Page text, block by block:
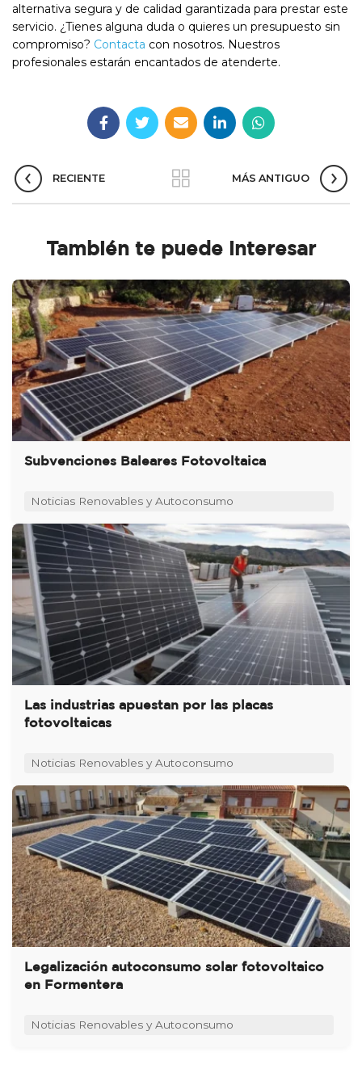
alternativa segura y de calidad garantizada para prestar este
servicio. ¿Tienes alguna duda o quieres un presupuesto sin
compromiso? Contacta con nosotros. Nuestros
profesionales estarán encantados de atenderte.
RECIENTE MÁS ANTIGUO
También te puede interesar
Subvenciones Baleares Fotovoltaica
Noticias Renovables y Autoconsumo
Las industrias apuestan por las placas
fotovoltaicas
Noticias Renovables y Autoconsumo
Legalización autoconsumo solar fotovoltaico
en Formentera
Noticias Renovables y Autoconsumo